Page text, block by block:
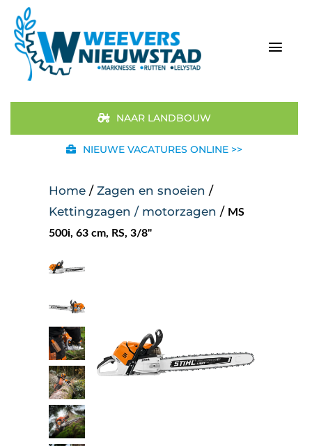
naar
inhoud
Aanbod
STIHL
Nieuws
Over ons
NAAR LANDBOUW
NIEUWE VACATURES ONLINE >>
Home / Zagen en snoeien /
Kettingzagen / motorzagen / MS
500i, 63 cm, RS, 3/8"